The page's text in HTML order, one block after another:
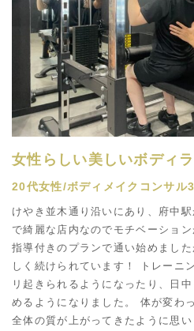
女性らしい美しいボディ
20代女性/ボディメイクコンサル
けやき並木通り沿いにあり、府中
で綺麗な店内なのでモチベーショ
指導付きのプランで通い始めまし
しく続けられています！ トレーニ
リ起きられるようになったり、日
めるようになりました。 体が変わ
全体の質が上がってきたように思